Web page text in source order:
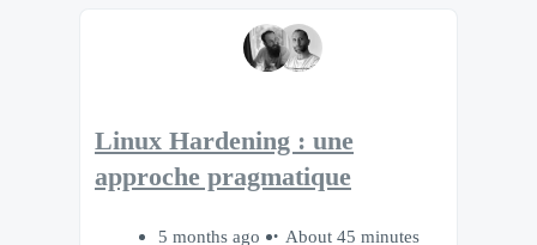
Linux Hardening : une
approche pragmatique
5 months ago
About 45 minutes